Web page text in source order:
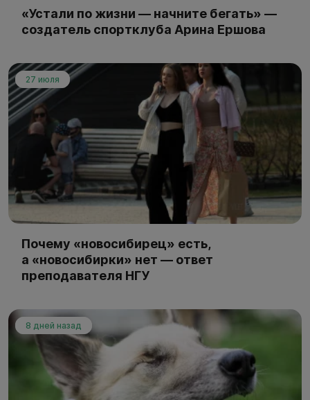
«Устали по жизни — начните бегать» —
создатель спортклуба Арина Ершова
27 июля
Почему «новосибирец» есть,
а «новосибирки» нет — ответ
преподавателя НГУ
8 дней назад